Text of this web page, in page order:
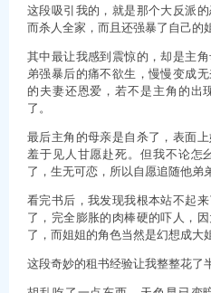
这段吸引我的，就是那个大反派
而杀人全家，而且还强暴了自己的
其中最让我感到震惊的，却是主
弟强暴后的痛不欲生，慢慢变成
的夫妻还恩爱，若不是主角的出
了。
最后主角的母亲是自杀了，表面
羞于见人甘愿赴死。但我不论怎
了，生无可恋，所以自愿追随他弟
看完书后，我发现我根本站不起
了，完全膨胀的肉棒硬的吓人，
了，而姐姐的角色当然是幻想成大姐
这段奇妙的租书经验让我整整花了